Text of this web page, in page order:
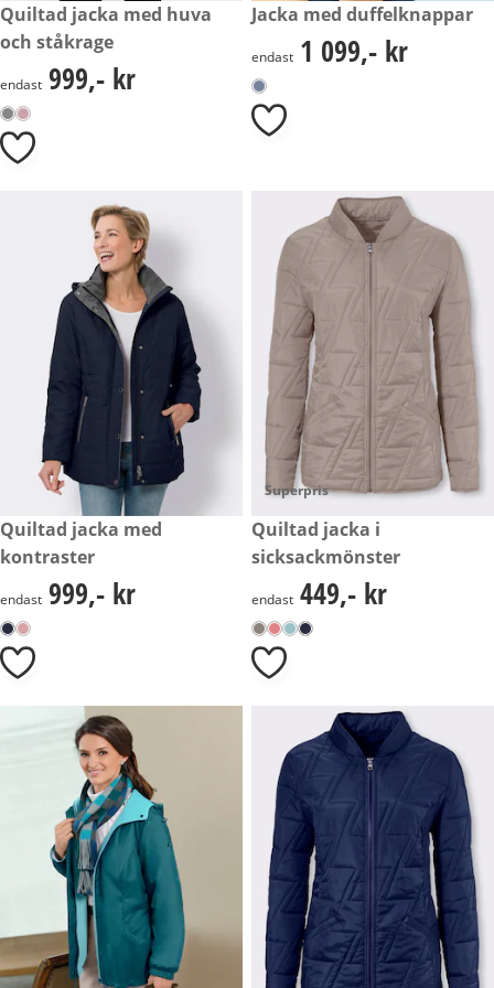
999,- kr
Quiltad jacka med huva
och ståkrage
999,- kr
endast 999,- kr
1 099,- kr
Jacka med duffelknappar
1 099,- kr
endast 1 099,- kr
999,- kr
Quiltad jacka med
kontraster
999,- kr
endast 999,- kr
Superpris
449,- kr
Quiltad jacka i
sicksackmönster
449,- kr
endast 449,- kr